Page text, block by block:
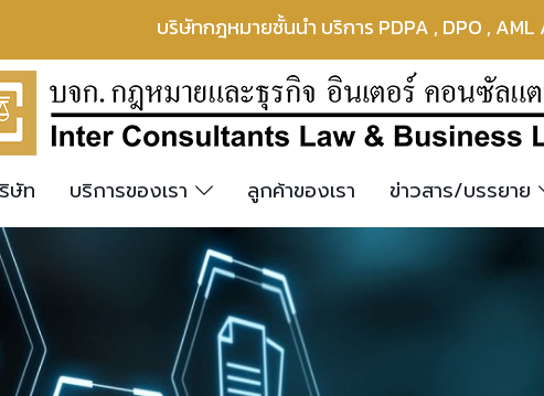
บริษัทกฎหมายชั้นนำ บริการ PDPA , DPO ,
ษัท บริการของเรา ลูกค้าของเรา ข่าวสาร/บรรยาย